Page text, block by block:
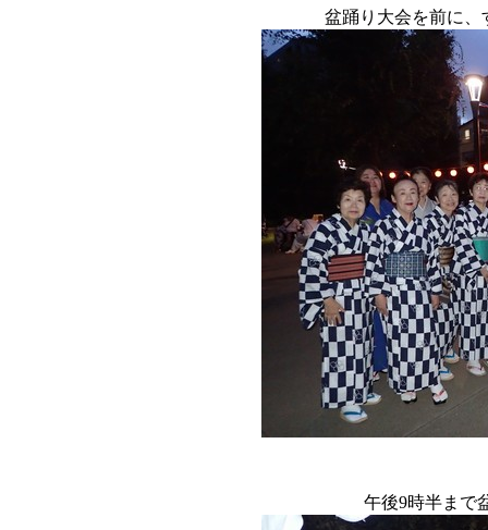
盆踊り大会を前に、
午後9時半まで